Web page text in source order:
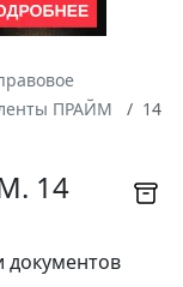
ПРАЙМ
14
14
документов